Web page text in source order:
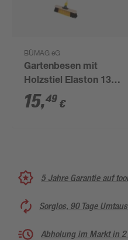
BÜMAG eG
Gartenbesen mit
Holzstiel Elaston 130
cm gelb schwarz
15,49 €
5 Jahre Garantie auf
Sorglos, 90 Tage
Abholung im Markt in 2